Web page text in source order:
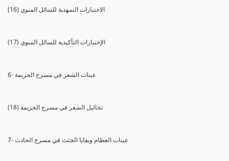
(16) الاختبارات التمهدية للسائل المنوي
(17) الإختبارات التأكيدية للسائل المنوي
6- عينات الشعر في مسرح الجريمة
(18) تحاليل الشعر في مسرح الجريمة
7- عينات العظام وبقايا الجثث في مسرح الحادث